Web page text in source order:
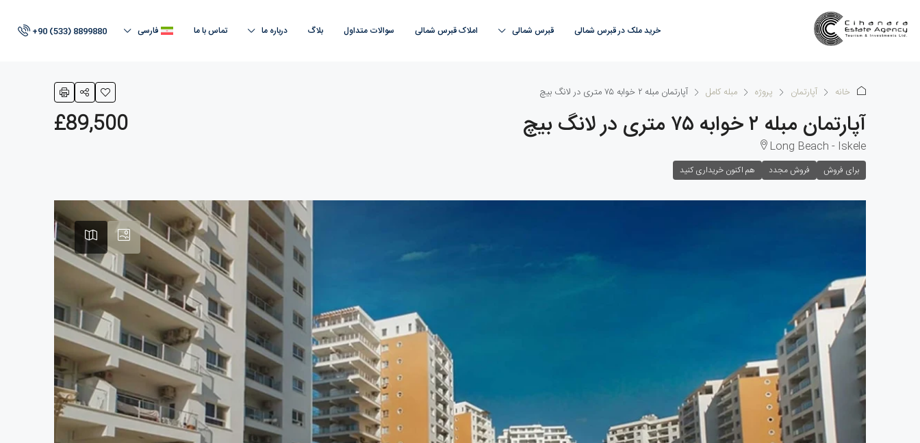
خرید ملک در قبرس شمالی قبرس‌ شمالی املاک قبرس‌ شمالی سوالات متداول بلاگ درباره ما تماس با ما فارسی +90 (533) 8899880
خانه آپارتمان پروژه مبله کامل آپارتمان مبله ۲ خوابه ۷۵ متری در لانگ بیچ
آپارتمان مبله ۲ خوابه ۷۵ متری در لانگ بیچ
Long Beach - Iskele
برای فروش فروش مجدد هم اکنون خریداری کنید
£89,500